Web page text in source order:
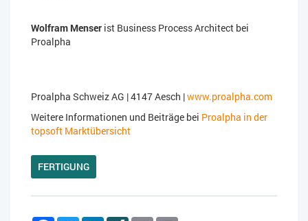
Wolfram Menser ist Business Process Architect bei
Proalpha
Proalpha Schweiz AG | 4147 Aesch |www.proalpha.com
Weitere Informationen und Beiträge bei Proalpha in der
topsoft Marktübersicht
FERTIGUNG